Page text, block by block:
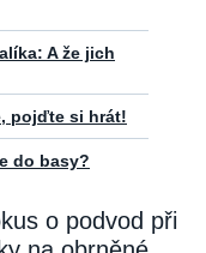
A že jich
pojďte si hrát!
do basy?
o podvod při